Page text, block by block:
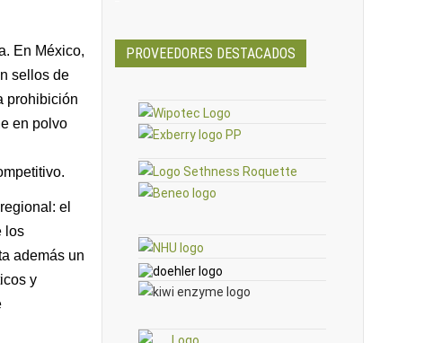
En México,
sellos de
prohibición
en polvo
el
los
además un
y
PROVEEDORES DESTACADOS